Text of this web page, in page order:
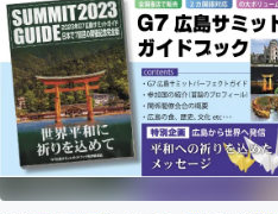
アート・写真
テクノロジー・ガジ
映像・映画
ビジネス・起業